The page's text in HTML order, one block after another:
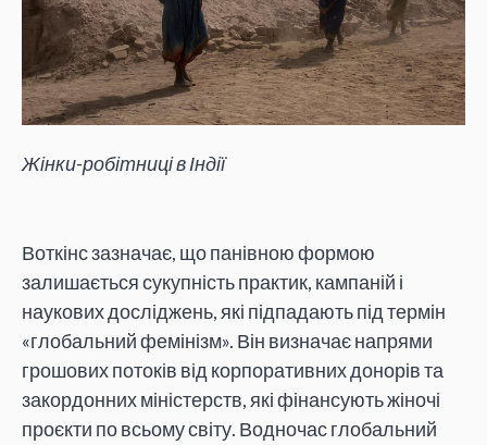
Жінки-робітниці в Індії
Воткінс зазначає, що панівною формою
залишається сукупність практик, кампаній і
наукових досліджень, які підпадають під термін
«глобальний фемінізм». Він визначає напрями
грошових потоків від корпоративних донорів та
закордонних міністерств, які фінансують жіночі
проєкти по всьому світу. Водночас глобальний